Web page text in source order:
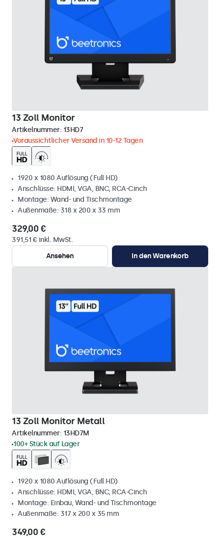
13 Zoll Monitor
Artikelnummer: 13HD7
Voraussichtlicher Versand in 10-12 Tagen
1920 x 1080 Auflösung (Full HD)
Anschlüsse: HDMI, VGA, BNC, RCA-Cinch
Montage: Wand- und Tischmontage
Außenmaße: 318 x 200 x 33 mm
329,00 €
391,51 € inkl. MwSt.
Ansehen
In den Warenkorb
13 Zoll Monitor Metall
Artikelnummer: 13HD7M
100+ Stück auf Lager
1920 x 1080 Auflösung (Full HD)
Anschlüsse: HDMI, VGA, BNC, RCA-Cinch
Montage: Einbau, Wand- und Tischmontage
Außenmaße: 317 x 200 x 35 mm
349,00 €